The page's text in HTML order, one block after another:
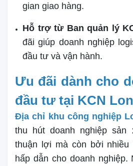
gian giao hàng.
Hỗ trợ từ Ban quản lý
đãi giúp doanh nghiệp
đầu tư và vận hành.
Ưu đãi dành cho
đầu tư tại KCN
Địa chỉ khu công nghiệp
thu hút doanh nghiệp
thuận lợi mà còn bởi nhiều
hấp dẫn cho doanh